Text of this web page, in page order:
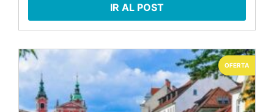
IR AL POST
OFERTA